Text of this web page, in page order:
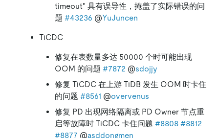
timeout" 具有误导性，掩盖了实际错误的问
题 #43236 @YuJuncen
TiCDC
修复在表数量多达 50000 个时可能出现
OOM 的问题 #7872 @sdojjy
修复 TiCDC 在上游 TiDB 发生 OOM 时卡住
的问题 #8561 @overvenus
修复 PD 出现网络隔离或 PD Owner 节点重
启等故障时 TiCDC 卡住问题 #8808 #8812
#8877 @asddongmen